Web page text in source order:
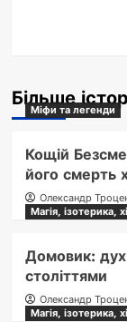
Більше
Міфи та легенди
Кощій
його смерть
Олександр
Магія, ізотерика,
Домовик:
століттями
Олександр
Магія, ізотерика,